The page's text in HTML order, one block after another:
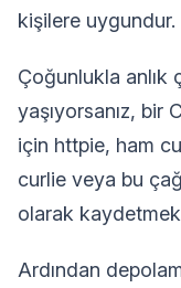
kişilere uygundur.
Çoğunlukla anlık
yaşıyorsanız, bir
için httpie, ham
curlie veya bu
olarak
Ardından